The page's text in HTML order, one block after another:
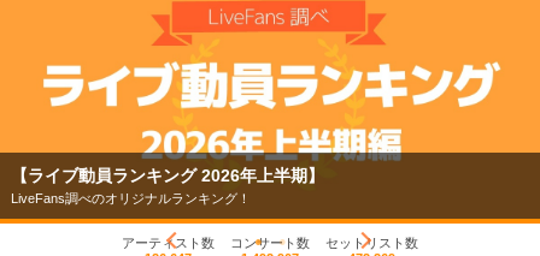
【ライブ動員ランキング 2026年上半期】
LiveFans調べのオリジナルランキング！
アーティスト数
コンサート数
セットリスト数